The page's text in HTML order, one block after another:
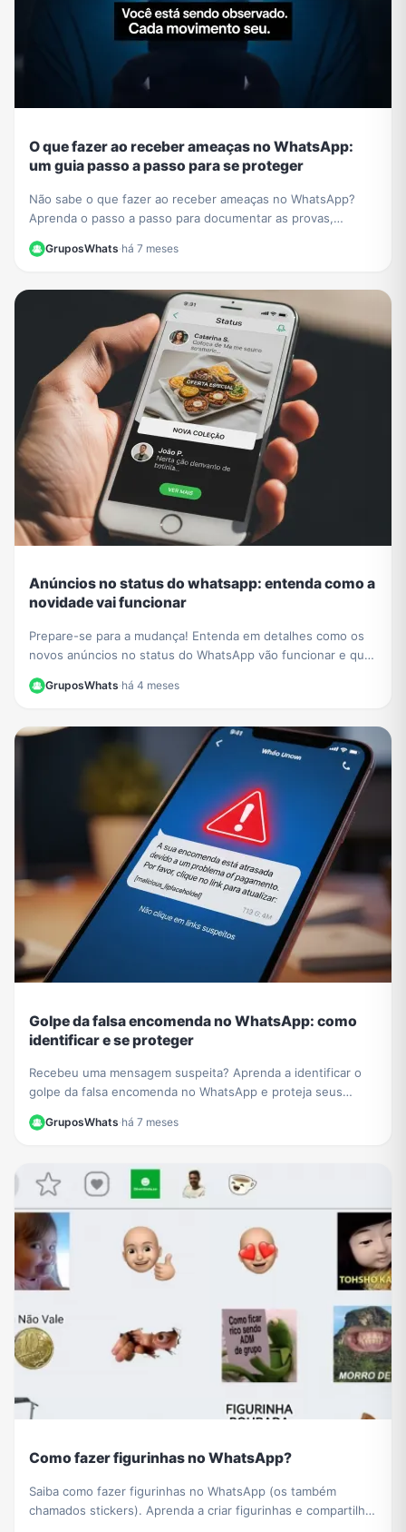
O que fazer ao receber ameaças no WhatsApp:
um guia passo a passo para se proteger
Não sabe o que fazer ao receber ameaças no WhatsApp?
Aprenda o passo a passo para documentar as provas,
GruposWhats·há 7 meses
Anúncios no status do whatsapp: entenda como a
novidade vai funcionar
Prepare-se para a mudança! Entenda em detalhes como os
novos anúncios no status do WhatsApp vão funcionar e qual
GruposWhats·há 4 meses
Golpe da falsa encomenda no WhatsApp: como
identificar e se proteger
Recebeu uma mensagem suspeita? Aprenda a identificar o
golpe da falsa encomenda no WhatsApp e proteja seus
dados de links maliciosos e cobranças falsas.
GruposWhats·há 7 meses
Como fazer figurinhas no WhatsApp?
Saiba como fazer figurinhas no WhatsApp (os também
chamados stickers). Aprenda a criar figurinhas e compartilhar